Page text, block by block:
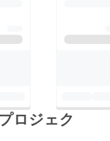
ロジェク